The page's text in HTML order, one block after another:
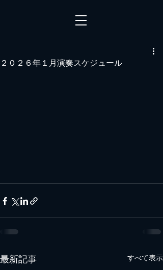
２０２６年１月演奏スケジュール
最新記事 すべて表示